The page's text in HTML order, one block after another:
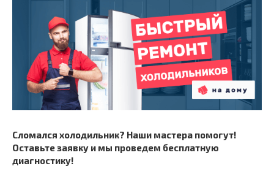
Сломался холодильник? Наши мастера помогут!
Оставьте заявку и мы проведем бесплатную
диагностику!